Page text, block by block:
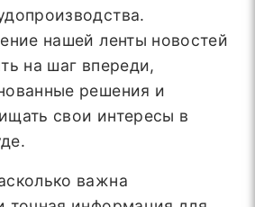
нашей ленты новостей
на шаг впереди,
решения и
свои интересы в
важна